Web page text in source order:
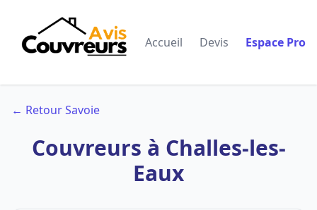
Accueil Devis Espace Pro
← Retour Savoie
Couvreurs à Challes-les-
Eaux